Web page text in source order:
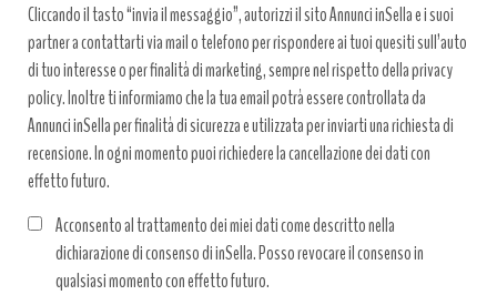
Cliccando il tasto “invia il messaggio”, autorizzi il sito Annunci inSella e i suoi
partner a contattarti via mail o telefono per rispondere ai tuoi quesiti sull’auto
di tuo interesse o per finalità di marketing, sempre nel rispetto della privacy
policy. Inoltre ti informiamo che la tua email potrà essere controllata da
Annunci inSella per finalità di sicurezza e utilizzata per inviarti una richiesta di
recensione. In ogni momento puoi richiedere la cancellazione dei dati con
effetto futuro.
Acconsento al trattamento dei miei dati come descritto nella
dichiarazione di consenso di inSella. Posso revocare il consenso in
qualsiasi momento con effetto futuro.